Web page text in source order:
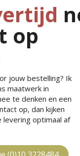
op
jouw bestelling? Ik
maatwerk in
te denken en een
op, dan kijken
levering optimaal af